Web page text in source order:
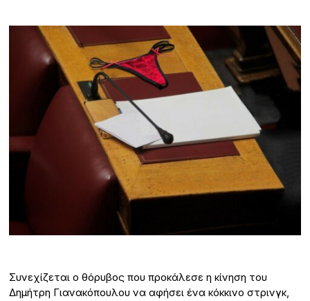
Συνεχίζεται ο θόρυβος που προκάλεσε η κίνηση του
Δημήτρη Γιανακόπουλου να αφήσει ένα κόκκινο στρινγκ,